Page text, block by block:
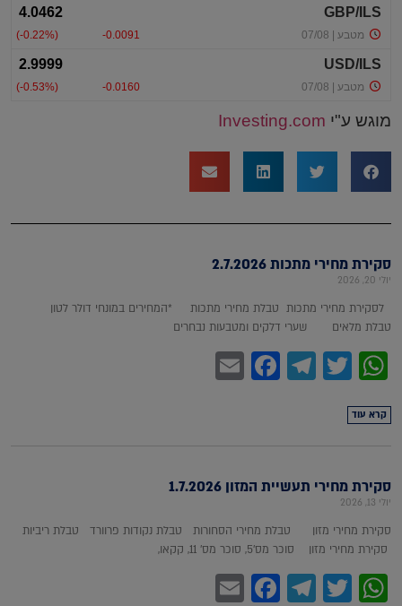
מוגש ע"י Investing.com
סקירת מחירי מתכות 2.7.2026
יולי 20, 2026
לסקירת מחירי מתכות טבלת מחירי מתכות *המחירים במונחי דולר לטון
טבלת מלאים שערי דלקים ומטבעות נבחרים
WhatsApp
Twitter
Telegram
Facebook
קרא עוד
סקירת מחירי תעשיית המזון 1.7.2026
יולי 13, 2026
סקירת מחירי מזון טבלת מחירי הסחורות טבלת נקודות פרוורד טבלת ריביות
סקירת מחירי מזון סוכר מס'5, סוכר מס' 11, קקאו,
WhatsApp
Twitter
Telegram
Facebook